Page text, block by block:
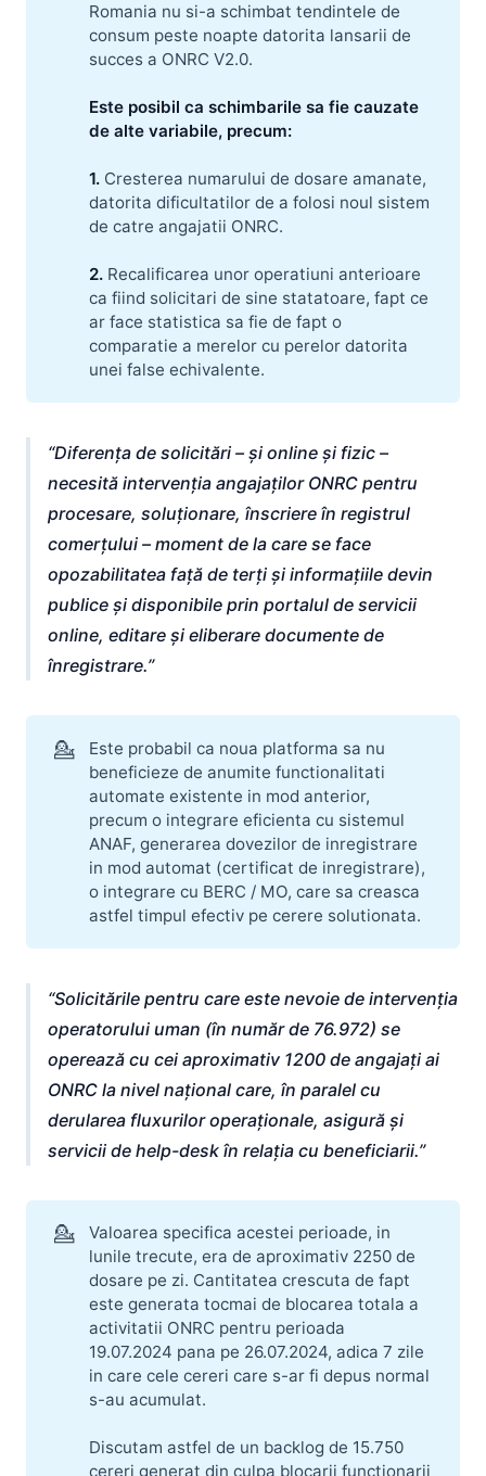
Romania nu si-a schimbat tendintele de
consum peste noapte datorita lansarii de
succes a ONRC V2.0.
Este posibil ca schimbarile sa fie cauzate
de alte variabile, precum:
1. Cresterea numarului de dosare amanate,
datorita dificultatilor de a folosi noul sistem
de catre angajatii ONRC.
2. Recalificarea unor operatiuni anterioare
ca fiind solicitari de sine statatoare, fapt ce
ar face statistica sa fie de fapt o
comparatie a merelor cu perelor datorita
unei false echivalente.
Diferența de solicitări – și online și fizic –
necesită intervenția angajaților ONRC pentru
procesare, soluționare, înscriere în registrul
comerțului – moment de la care se face
opozabilitatea față de terți și informațiile devin
publice și disponibile prin portalul de servicii
online, editare și eliberare documente de
înregistrare.
💁
Este probabil ca noua platforma sa nu
beneficieze de anumite functionalitati
automate existente in mod anterior,
precum o integrare eficienta cu sistemul
ANAF, generarea dovezilor de inregistrare
in mod automat (certificat de inregistrare),
o integrare cu BERC / MO, care sa creasca
astfel timpul efectiv pe cerere solutionata.
Solicitările pentru care este nevoie de intervenția
operatorului uman (în număr de 76.972) se
operează cu cei aproximativ 1200 de angajați ai
ONRC la nivel național care, în paralel cu
derularea fluxurilor operaționale, asigură și
servicii de help-desk în relația cu beneficiarii.
💁
Valoarea specifica acestei perioade, in
lunile trecute, era de aproximativ 2250 de
dosare pe zi. Cantitatea crescuta de fapt
este generata tocmai de blocarea totala a
activitatii ONRC pentru perioada
19.07.2024 pana pe 26.07.2024, adica 7 zile
in care cele cereri care s-ar fi depus normal
s-au acumulat.
Discutam astfel de un backlog de 15.750
cereri generat din culpa blocarii functionarii